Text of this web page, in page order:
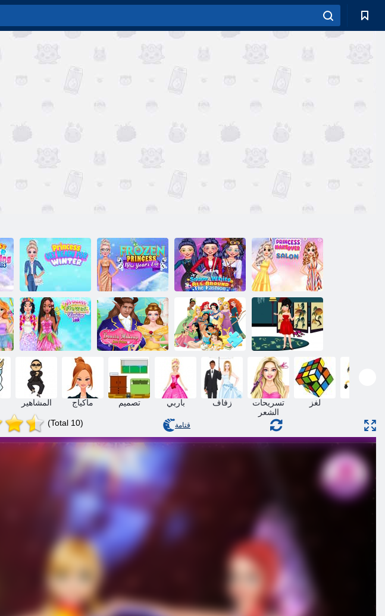
ءﺎﺘﺸﻟﺍ ﻞﺼﻔﻟ
ﺪﻌﺘﺴﺗ ﺓﺮﻴﻣﻷ ﺍ
ﺔﻨﺴﻟﺍ ﺱﺃﺭ ﺔﻠﻴﻟ
ﺓﺪﻤﺠﻤﻟﺍ ﺓﺮﻴﻣﻷ ﺍ
ﺔﺿﻮﻤﻟﺍ ءﺎﺤﻧﺃ
ﻊﻴﻤﺟ ﻲﻓ ﺖﻳﺍﻭ
ﻮﻨﺳ
ﺝﺎﻴﻜﻤﻠﻟ ﺓﺮﻴﻣﻷ ﺍ
ﻥﻮﻟﺎﺻ
ﺓﺮﻫﺯ ﺓﺮﻴﻣﻷ ﺍ
ءﺎﻳﺯﺃ ﺓﺮﻈﻧ
ﺮﻴﻣﻷ ﺍ ﻆﻔﺣ
ﻝﺎﻤﺠﻟﺍ ﺝﺎﻴﻛﺎﻣ
ﻲﻧﺰﻳﺩ ﺓﺮﻴﻣﺃ
:ﺰﻐﻠﻟﺍ
ﺱﺎﺒﻠﻟﺍ ﻰﺘﺣ
ﺓﺎﺘﻓ ﻲﺘﻛ
المشاهير ماكياج تصميم باربي زفاف
تسريحات
الشعر
لغز
(Total 10) قتامة